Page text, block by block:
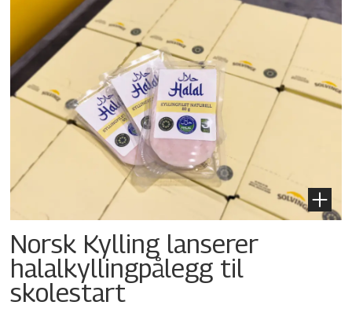
Norsk Kylling lanserer
halalkyllingpålegg til
skolestart